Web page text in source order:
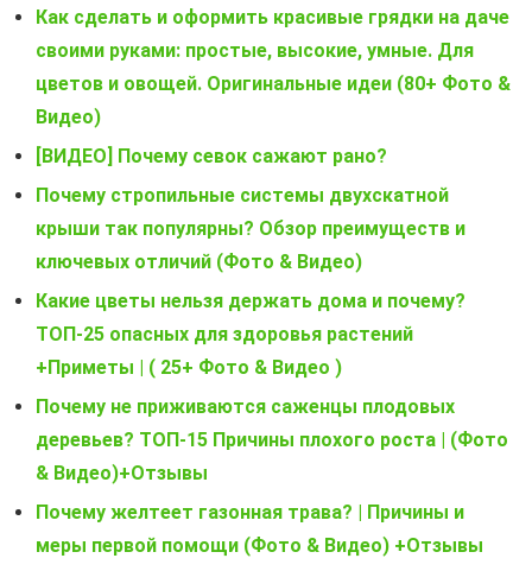
Как сделать и оформить красивые грядки на даче
своими руками: простые, высокие, умные. Для
цветов и овощей. Оригинальные идеи (80+ Фото &
Видео)
[ВИДЕО] Почему севок сажают рано?
Почему стропильные системы двухскатной
крыши так популярны? Обзор преимуществ и
ключевых отличий (Фото & Видео)
Какие цветы нельзя держать дома и почему?
ТОП-25 опасных для здоровья растений
+Приметы | ( 25+ Фото & Видео )
Почему не приживаются саженцы плодовых
деревьев? ТОП-15 Причины плохого роста | (Фото
& Видео)+Отзывы
Почему желтеет газонная трава? | Причины и
меры первой помощи (Фото & Видео) +Отзывы